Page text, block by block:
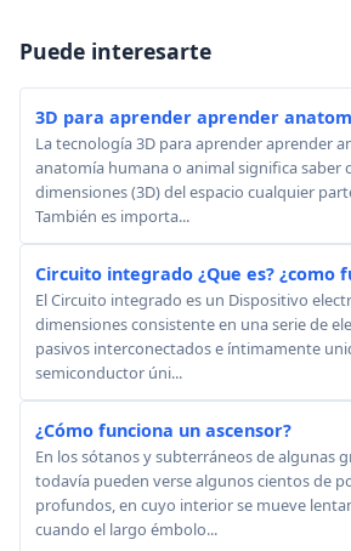
Puede interesarte
3D para aprender aprender
La tecnología 3D para aprender aprender
anatomía humana o animal significa saber
dimensiones (3D) del espacio cualquier
También es importa...
Circuito integrado ¿Que es? ¿como
El Circuito integrado es un Dispositivo
dimensiones consistente en una serie de
pasivos interconectados e íntimamente
semiconductor úni...
¿Cómo funciona un ascensor?
En los sótanos y subterráneos de algunas
todavía pueden verse algunos cientos de
profundos, en cuyo interior se mueve
cuando el largo émbolo...